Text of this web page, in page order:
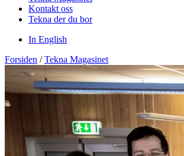
Kontakt oss
Tekna der du bor
In English
Forsiden / Tekna Magasinet